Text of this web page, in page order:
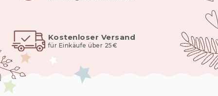
Kostenloser Versand
für Einkäufe über 25€